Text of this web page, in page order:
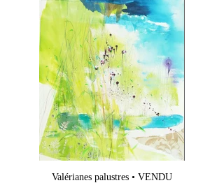
Valérianes palustres • VENDU